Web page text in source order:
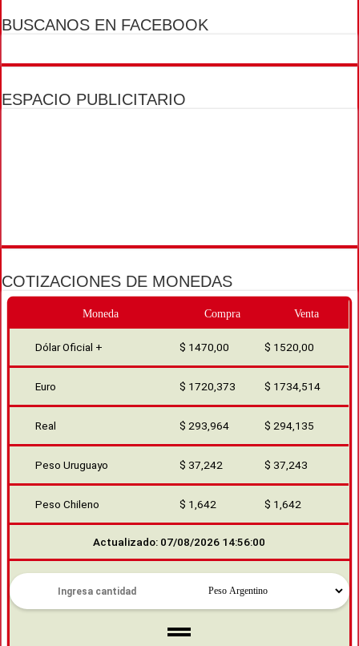
BUSCANOS EN FACEBOOK
ESPACIO PUBLICITARIO
COTIZACIONES DE MONEDAS
Moneda Compra Venta
Dólar Oficial + $ 1470,00 $ 1520,00
Euro $ 1720,373 $ 1734,514
Real $ 293,964 $ 294,135
Peso Uruguayo $ 37,242 $ 37,243
Peso Chileno $ 1,642 $ 1,642
Actualizado: 07/08/2026 14:56:00